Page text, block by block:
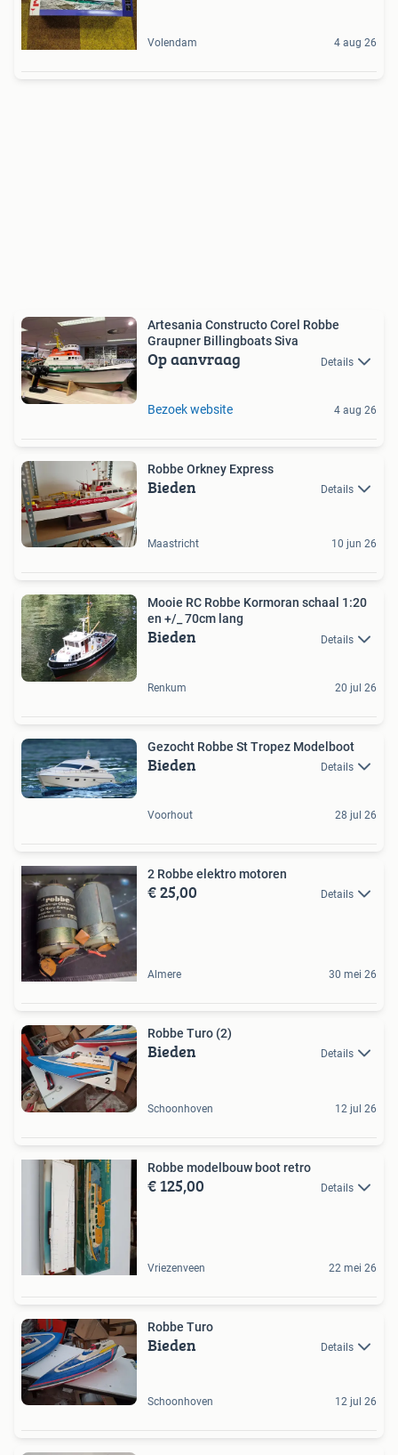
Volendam 4 aug 26
Artesania Constructo Corel Robbe
Graupner Billingboats Siva
Op aanvraag Details
Bezoek website 4 aug 26
Robbe Orkney Express
Bieden Details
Maastricht 10 jun 26
Mooie RC Robbe Kormoran schaal 1:20
en +/_ 70cm lang
Bieden Details
Renkum 20 jul 26
Gezocht Robbe St Tropez Modelboot
Bieden Details
Voorhout 28 jul 26
2 Robbe elektro motoren
€ 25,00 Details
Almere 30 mei 26
Robbe Turo (2)
Bieden Details
Schoonhoven 12 jul 26
Robbe modelbouw boot retro
€ 125,00 Details
Vriezenveen 22 mei 26
Robbe Turo
Bieden Details
Schoonhoven 12 jul 26